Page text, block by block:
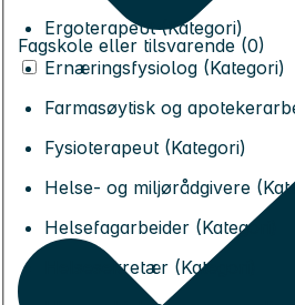
Ergoterapeut (Kategori)
Ernæringsfysiolog (Kategori)
Farmasøytisk og
Fysioterapeut (Kategori)
Helse- og miljørådgivere
Helsefagarbeider (Kategori)
Helsesekretær (Kategori)
Fagskole eller tilsvarende (0)